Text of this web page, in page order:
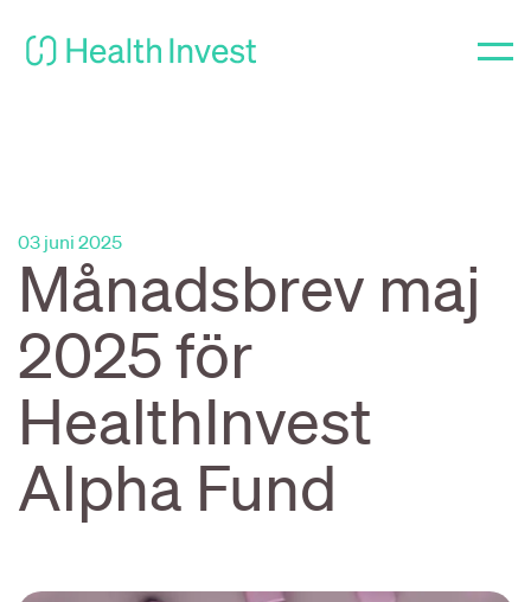
03 juni 2025
Månadsbrev maj
2025 för
HealthInvest
Alpha Fund